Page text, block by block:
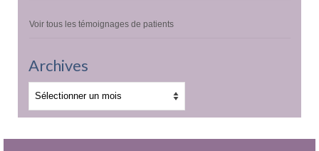
Voir tous les témoignages de patients
Archives